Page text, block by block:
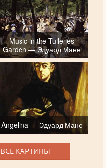
Music in the Tuileries
Garden — Эдуард Мане
Angelina — Эдуард Мане
КАРТИНЫ